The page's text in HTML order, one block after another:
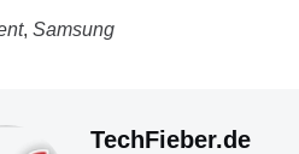
, Samsung
TechFieber.de